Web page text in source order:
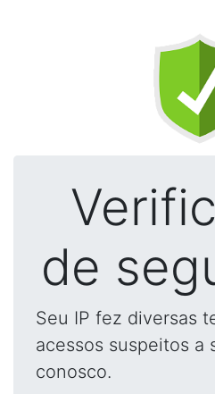
de
Seu IP fez diversas
acessos suspeitos a
conosco.